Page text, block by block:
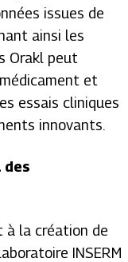
issues de
ainsi les
Orakl peut
et
essais cliniques
innovants.
à la création de
INSERM